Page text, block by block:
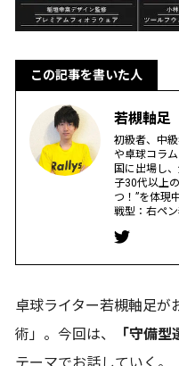
この記事を書いた人
若槻軸足
初級者、中
や卓球コラ
国に出場し
子30代以上
つ！”を体現中
戦型：右ペ
卓球ライター若槻軸足が
術」。今回は、
「守備